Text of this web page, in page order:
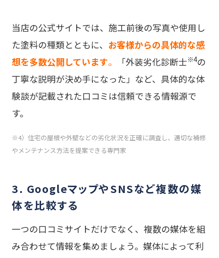
当店の公式サイトでは、施工前後の写真や使用し
た塗料の種類とともに、 お客様からの具体的な感
想を多数公開しています。 「外装劣化診断士※4の
丁寧な説明が決め手になった」など、具体的な体
験談が記載された口コミは信頼できる情報源で
す。
※4）住宅の屋根や外壁などの劣化状況を正確に調査し、適切な補修
やメンテナンス方法を提案できる専門家
3. GoogleマップやSNSなど複数の媒
体を比較する
一つの口コミサイトだけでなく、複数の媒体を組
み合わせて情報を集めましょう。媒体によって利